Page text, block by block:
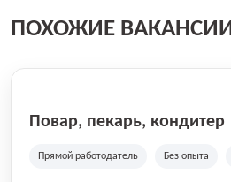
ПОХОЖИЕ
Повар, пекарь, кондитер
Прямой работодатель Без опыта